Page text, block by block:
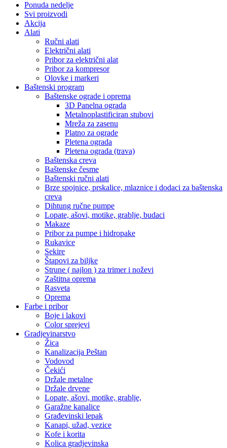
Ponuda nedelje
Svi proizvodi
Akcija
Alati
Ručni alati
Električni alati
Pribor za električni alat
Pribor za kompresor
Olovke i markeri
Baštenski program
Baštenske ograde i oprema
3D Panelna ograda
Metalnoplastificiran stubovi
Mreža za zasenu
Platno za ograde
Pletena ograda
Pletena ograda (trava)
Baštenska creva
Baštenske česme
Baštenski ručni alati
Brze spojnice, prskalice, mlaznice i dodaci za baštenska
creva
Dihtung ručne pumpe
Lopate, ašovi, motike, grablje, budaci
Makaze
Pribor za pumpe i hidropake
Rukavice
Sekire
Štapovi za biljke
Strune ( najlon ) za trimer i noževi
Zaštitna oprema
Rasveta
Oprema
Farbe i pribor
Boje i lakovi
Color sprejevi
Gradjevinarstvo
Žica
Kanalizacija Peštan
Vodovod
Čekići
Držale metalne
Držale drvene
Lopate, ašovi, motike, grablje,
Garažne kanalice
Građevinski lepak
Kanapi, užad, vezice
Kofe i korita
Kolica gradjevinska